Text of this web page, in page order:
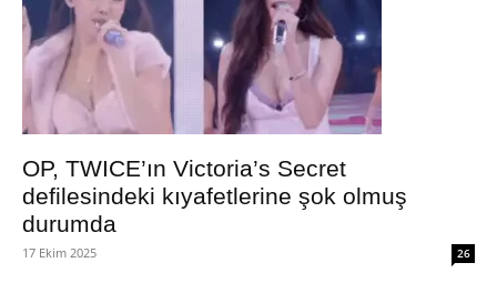
OP, TWICE’ın Victoria’s Secret
defilesindeki kıyafetlerine şok olmuş
durumda
17 Ekim 2025 26